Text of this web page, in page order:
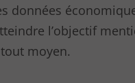
données
l’objectif
moyen.